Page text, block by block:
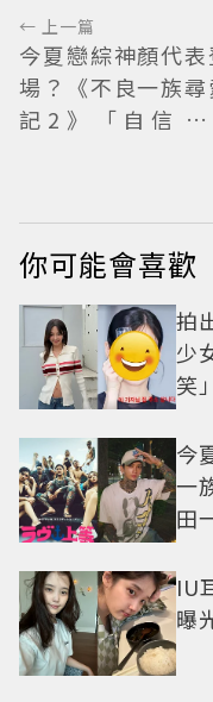
← 上一篇
今夏戀綜神顏代表
場？《不良一族尋
記2》「自信公
闆
你可能會喜歡
拍
少
笑
今
一
田
IU
曝